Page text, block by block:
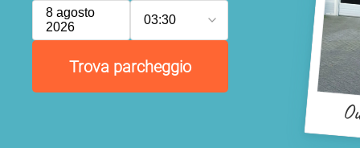
8 agosto
2026
03:30
Trova parcheggio